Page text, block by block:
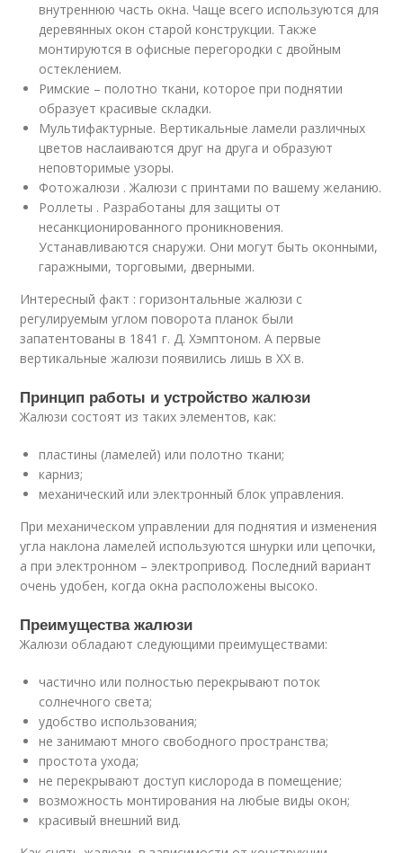
внутреннюю часть окна. Чаще всего используются для
деревянных окон старой конструкции. Также
монтируются в офисные перегородки с двойным
остеклением.
Римские – полотно ткани, которое при поднятии
образует красивые складки.
Мультифактурные. Вертикальные ламели различных
цветов наслаиваются друг на друга и образуют
неповторимые узоры.
Фотожалюзи . Жалюзи с принтами по вашему желанию.
Роллеты . Разработаны для защиты от
несанкционированного проникновения.
Устанавливаются снаружи. Они могут быть оконными,
гаражными, торговыми, дверными.
Интересный факт : горизонтальные жалюзи с
регулируемым углом поворота планок были
запатентованы в 1841 г. Д. Хэмптоном. А первые
вертикальные жалюзи появились лишь в ХХ в.
Принцип работы и устройство жалюзи
Жалюзи состоят из таких элементов, как:
пластины (ламелей) или полотно ткани;
карниз;
механический или электронный блок управления.
При механическом управлении для поднятия и изменения
угла наклона ламелей используются шнурки или цепочки,
а при электронном – электропривод. Последний вариант
очень удобен, когда окна расположены высоко.
Преимущества жалюзи
Жалюзи обладают следующими преимуществами:
частично или полностью перекрывают поток
солнечного света;
удобство использования;
не занимают много свободного пространства;
простота ухода;
не перекрывают доступ кислорода в помещение;
возможность монтирования на любые виды окон;
красивый внешний вид.